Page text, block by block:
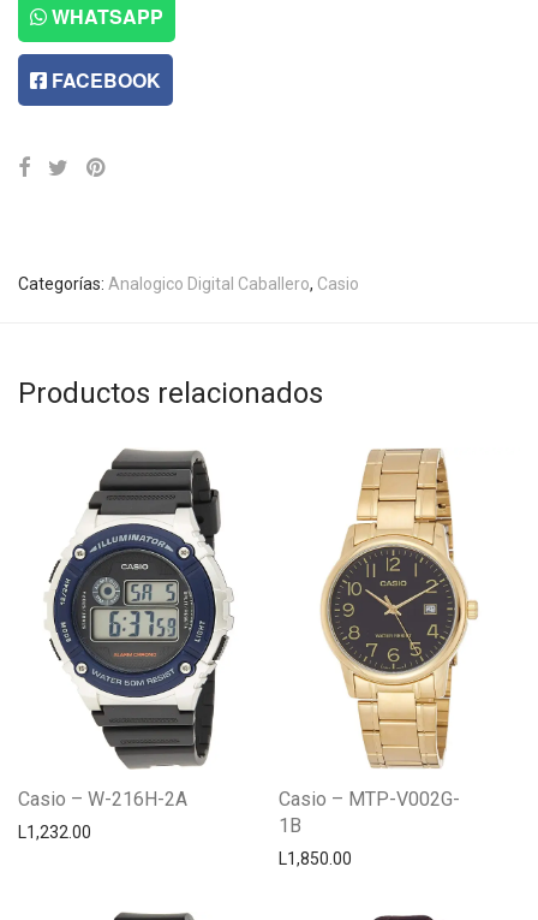
WHATSAPP
FACEBOOK
Categorías: Analogico Digital Caballero, Casio
Productos relacionados
Casio – W-216H-2A
L1,232.00
Casio – MTP-V002G-
1B
L1,850.00